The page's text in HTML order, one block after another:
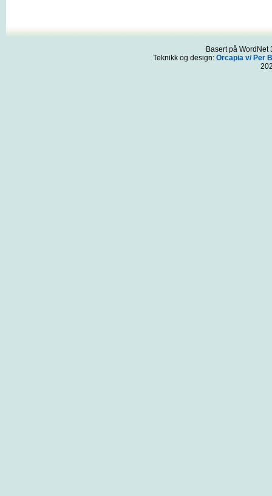
Basert på
Teknikk og design: Orcapia v/ Per